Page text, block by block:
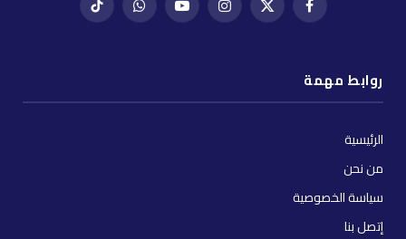
فيسبوكX
إنستغراميوتيوب واتساب تيك
روابط مهمة
الرئيسية
من نحن
سياسة الخصوصية
إتصل بنا